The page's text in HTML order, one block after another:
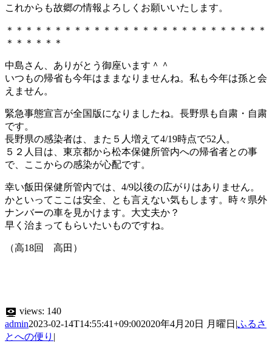
これからも故郷の情報よろしくお願いいたします。
＊＊＊＊＊＊＊＊＊＊＊＊＊＊＊＊＊＊＊＊＊＊＊＊＊＊＊
＊＊＊＊＊＊
中島さん、ありがとう御座います＾＾
いつもの帰省も今年はままなりませんね。私も今年は孫と会
えません。
緊急事態宣言が全国版になりましたね。長野県も自粛・自粛
です。
長野県の感染者は、また５人増えて4/19時点で52人。
５２人目は、東京都から松本保健所管内への帰省者との事
で、ここからの感染が心配です。
幸い飯田保健所管内では、4/9以後の広がりはありません。
かといってここは安全、とも言えない気もします。時々県外
ナンバーの車を見かけます。大丈夫か？
早く治まってもらいたいものですね。
（高18回 高田）
views: 140
admin2023-02-14T14:55:41+09:002020年4月20日 月曜日 |ふるさ
とへの便り |